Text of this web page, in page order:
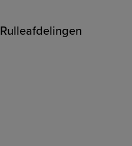
Rulleafdelingen